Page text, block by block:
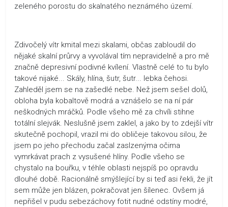
zeleného porostu do skalnatého neznámého území.
Zdivočelý vítr kmital mezi skalami, občas zabloudil do
nějaké skalní průrvy a vyvolával tím nepravidelně a pro mě
značně depresivní podivné kvílení. Vlastně celé to tu bylo
takové nijaké... Skály, hlína, šutr, šutr... lebka čehosi.
Zahleděl jsem se na zašedlé nebe. Než jsem sešel dolů,
obloha byla kobaltově modrá a vznášelo se na ní pár
neškodných mráčků. Podle všeho mě za chvíli stihne
totální slejvák. Neslušně jsem zaklel, a jako by to zdejší vítr
skutečně pochopil, vrazil mi do obličeje takovou silou, že
jsem po jeho přechodu začal zaslzenýma očima
vymrkávat prach z vysušené hlíny. Podle všeho se
chystalo na bouřku, v téhle oblasti nejspíš po opravdu
dlouhé době. Racionálně smýšlející by si teď asi řekli, že jít
sem může jen blázen, pokračovat jen šílenec. Ovšem já
nepřišel v pudu sebezáchovy fotit nudné odstíny modré,